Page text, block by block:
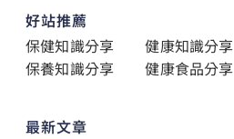
好站推薦
保健知識分享
健康知識分享
保養知識分享
健康食品分享
最新文章